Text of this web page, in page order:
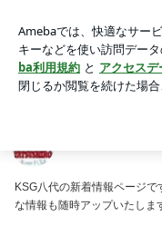
アプリをダウンロード
ょう。
KSG八代の新着情報ページ
な情報も随時アップいたしま